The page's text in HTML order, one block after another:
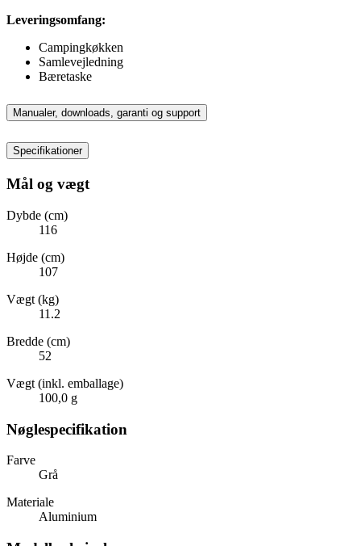
Leveringsomfang:
Campingkøkken
Samlevejledning
Bæretaske
Manualer, downloads, garanti og support
Specifikationer
Mål og vægt
Dybde (cm)
116
Højde (cm)
107
Vægt (kg)
11.2
Bredde (cm)
52
Vægt (inkl. emballage)
100,0 g
Nøglespecifikation
Farve
Grå
Materiale
Aluminium